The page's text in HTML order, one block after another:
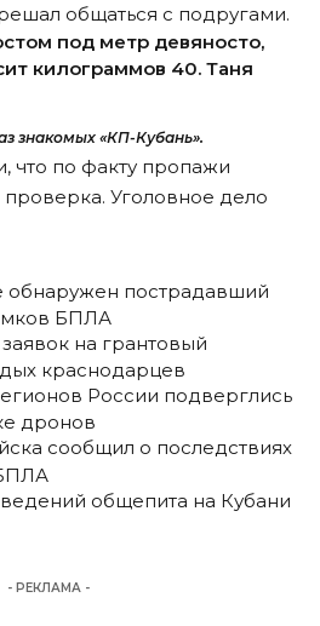
общаться с подругами.
под метр девяносто,
килограммов 40. Таня
знакомых «КП-Кубань».
что по факту пропажи
Уголовное дело
обнаружен пострадавший
БПЛА
на грантовый
краснодарцев
России подверглись
дронов
сообщил о последствиях
общепита на Кубани
- РЕКЛАМА -